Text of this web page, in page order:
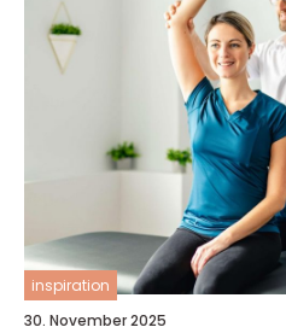
inspiration
30. November 2025